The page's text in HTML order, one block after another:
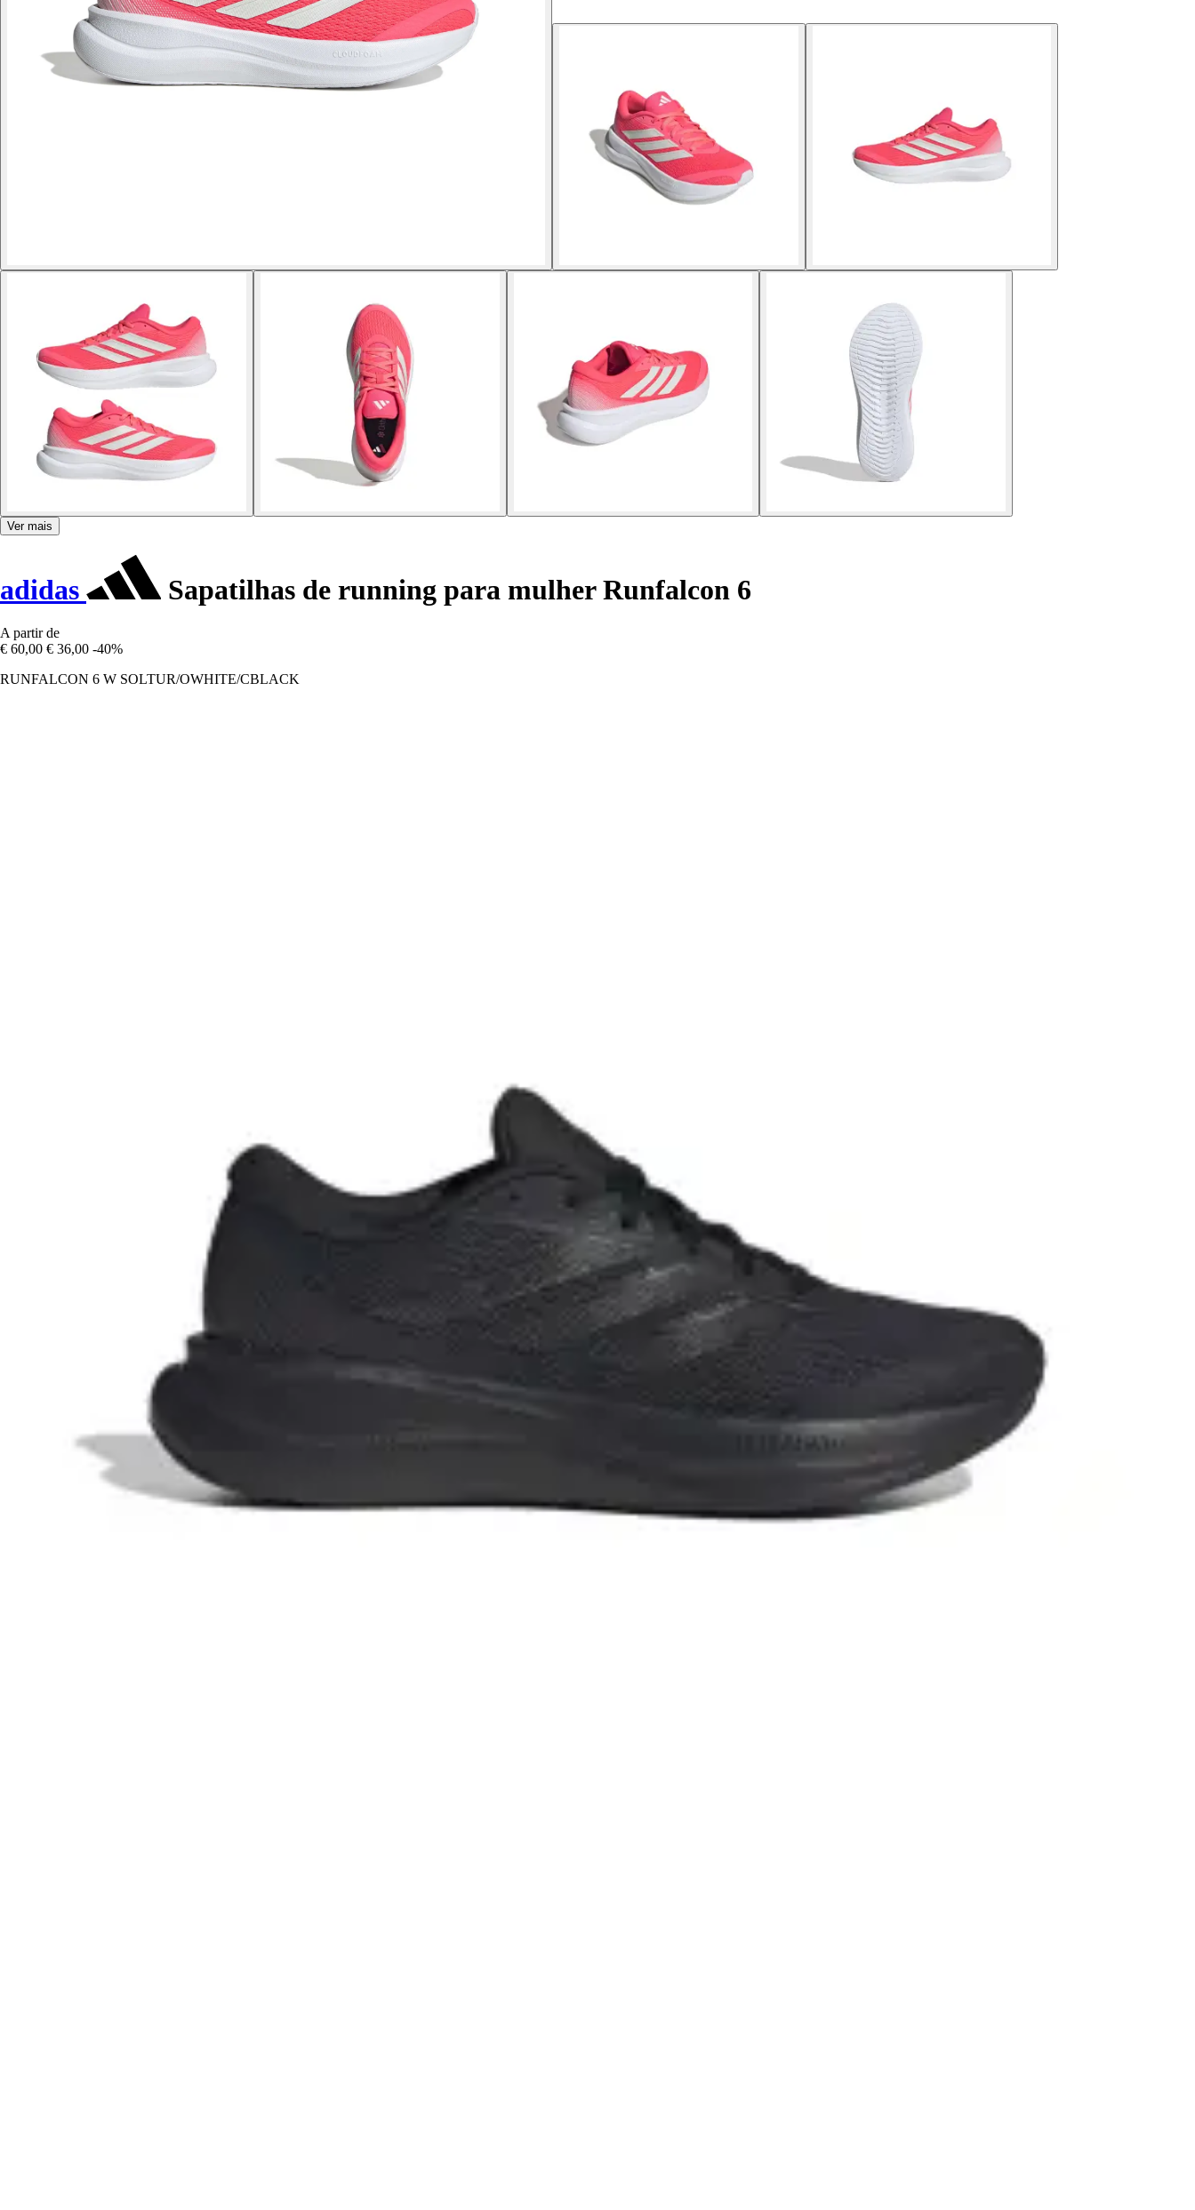
Ver mais
adidas Sapatilhas de running para mulher Runfalcon 6
A partir de
€ 60,00 € 36,00 -40%
RUNFALCON 6 W SOLTUR/OWHITE/CBLACK